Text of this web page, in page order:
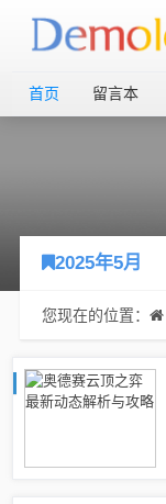
首页 留言本
2025年5月
您现在的位置：